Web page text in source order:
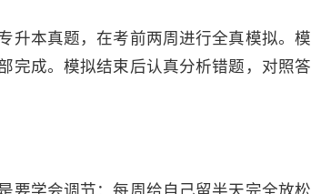
升本真题，在考前两周进行全真模拟。模
完成。模拟结束后认真分析错题，对照答
要学会调节：每周给自己留半天完全放松